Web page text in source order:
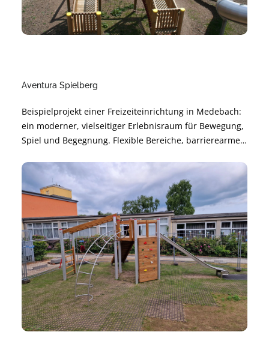
Aventura Spielberg
Beispielprojekt einer Freizeiteinrichtung in Medebach:
ein moderner, vielseitiger Erlebnisraum für Bewegung,
Spiel und Begegnung. Flexible Bereiche, barrierearme
sichere Nutzung und angenehme Atmosphäre.
Nachhaltig geplant und modular erweiterbar – für
langfristige Freude und hohe Alltagstauglichkeit.